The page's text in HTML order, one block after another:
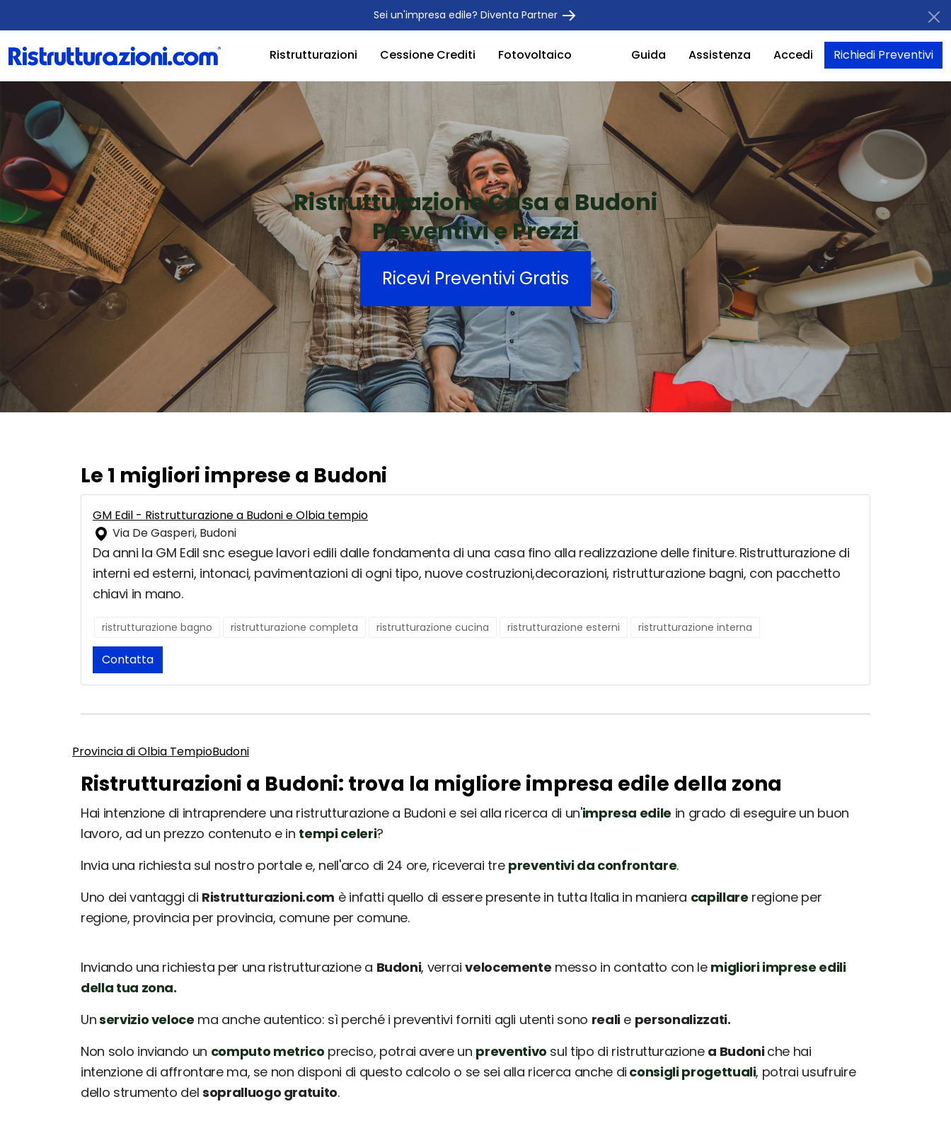
Sei un'impresa edile? Diventa Partner
Ristrutturazioni Cessione Crediti Fotovoltaico Guida Assistenza Accedi Richiedi Preventivi
Ristrutturazione Casa a Budoni
Preventivi e Prezzi
Ricevi Preventivi Gratis
Le 1 migliori imprese a Budoni
GM Edil - Ristrutturazione a Budoni e Olbia tempio
Via De Gasperi, Budoni
Da anni la GM Edil snc esegue lavori edili dalle fondamenta di una casa fino alla realizzazione delle finiture. Ristrutturazione di
interni ed esterni, intonaci, pavimentazioni di ogni tipo, nuove costruzioni,decorazioni, ristrutturazione bagni, con pacchetto
chiavi in mano.
ristrutturazione bagno ristrutturazione completa ristrutturazione cucina ristrutturazione esterni ristrutturazione interna
Contatta
Provincia di Olbia TempioBudoni
Ristrutturazioni a Budoni: trova la migliore impresa edile della zona
Hai intenzione di intraprendere una ristrutturazione a Budoni e sei alla ricerca di un'impresa edile in grado di eseguire un buon
lavoro, ad un prezzo contenuto e in tempi celeri?
Invia una richiesta sul nostro portale e, nell'arco di 24 ore, riceverai tre preventivi da confrontare.
Uno dei vantaggi di Ristrutturazioni.com è infatti quello di essere presente in tutta Italia in maniera capillare regione per
regione, provincia per provincia, comune per comune.
Inviando una richiesta per una ristrutturazione a Budoni, verraivelocemente messo in contatto con le migliori imprese edili
della tua zona.
Unservizio veloce ma anche autentico: sì perché i preventivi forniti agli utenti sono realie personalizzati.
Non solo inviando un computo metrico preciso, potrai avere un preventivo sul tipo di ristrutturazione a Budoniche hai
intenzione di affrontare ma, se non disponi di questo calcolo o se sei alla ricerca anche di consigli progettuali, potrai usufruire
dello strumento del sopralluogo gratuito.